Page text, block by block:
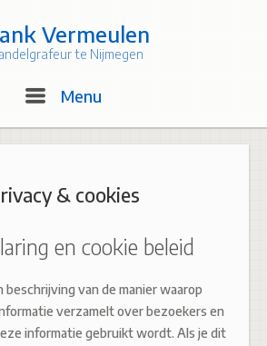
Vermeulen
te Nijmegen
Menu
& cookies
en cookie beleid
beschrijving van de manier waarop
verzamelt over bezoekers en
informatie gebruikt wordt. Als je dit